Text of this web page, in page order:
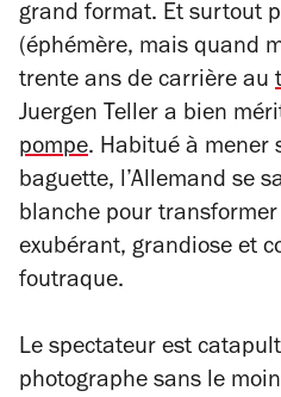
grand format. Et surtout
(éphémère, mais quand
trente ans de carrière au
Juergen Teller a bien
pompe. Habitué à mener
baguette, l’Allemand se
blanche pour
exubérant, grandiose et
foutraque.
Le spectateur est
photographe sans le